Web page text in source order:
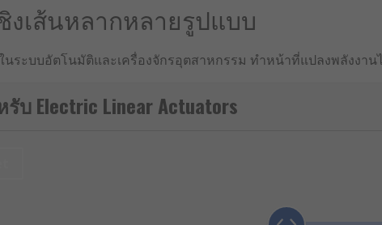
ชิงเส้นหลากหลายรูปแบบ
ระบบอัตโนมัติและเครื่องจักรอุตสาหกรรม ทำหน้าที่แปลงพลังงา
ส่ง
รับการทำงานร่วมกับระบบควบคุมอัตโนมัติสมัยใหม่ได้อย่างมีประสิ
คืออะไร ?
บ Electric Linear Actuators